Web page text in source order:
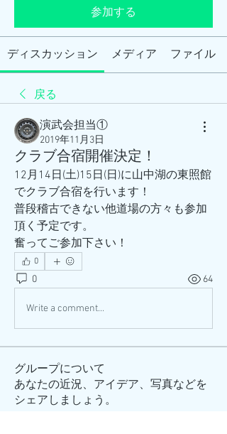
参加する
ディスカッション メディア ファイル
戻る
演武会担当①
2019年11月3日
クラブ合宿開催決定！
12月14日(土)15日(日)に山中湖の東照館
でクラブ合宿を行います！
普段稽古できない他道場の方々も参加
頂く予定です。
奮ってご参加下さい！
0
0 64
Write a comment...
グループについて
あなたの近況、アイデア、写真などを
シェアしましょう。